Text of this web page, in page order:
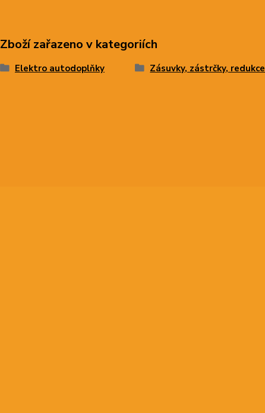
Zboží zařazeno v kategoriích
Elektro autodoplňky Zásuvky, zástrčky, redukce